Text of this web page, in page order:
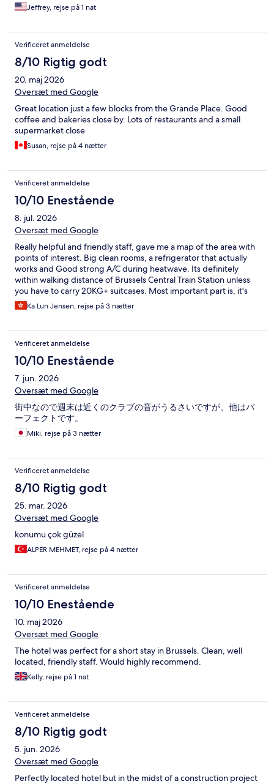
Jeffrey, rejse på 1 nat
Verificeret anmeldelse
8/10 Rigtig godt
20. maj 2026
Oversæt med Google
Great location just a few blocks from the Grande Place. Good
coffee and bakeries close by. Lots of restaurants and a small
supermarket close
Susan, rejse på 4 nætter
Verificeret anmeldelse
10/10 Enestående
8. jul. 2026
Oversæt med Google
Really helpful and friendly staff, gave me a map of the area with
points of interest. Big clean rooms, a refrigerator that actually
works and Good strong A/C during heatwave. Its definitely
within walking distance of Brussels Central Train Station unless
you have to carry 20KG+ suitcases. Most important part is, it's
far away from the loud bars near city center. Really good value
for money.
Ka Lun Jensen, rejse på 3 nætter
Verificeret anmeldelse
10/10 Enestående
7. jun. 2026
Oversæt med Google
街中なので週末は近くのクラブの音がうるさいですが、他はパ
ーフェクトです。
Miki, rejse på 3 nætter
Verificeret anmeldelse
8/10 Rigtig godt
25. mar. 2026
Oversæt med Google
konumu çok güzel
ALPER MEHMET, rejse på 4 nætter
Verificeret anmeldelse
10/10 Enestående
10. maj 2026
Oversæt med Google
The hotel was perfect for a short stay in Brussels. Clean, well
located, friendly staff. Would highly recommend.
Kelly, rejse på 1 nat
Verificeret anmeldelse
8/10 Rigtig godt
5. jun. 2026
Oversæt med Google
Perfectly located hotel but in the midst of a construction project